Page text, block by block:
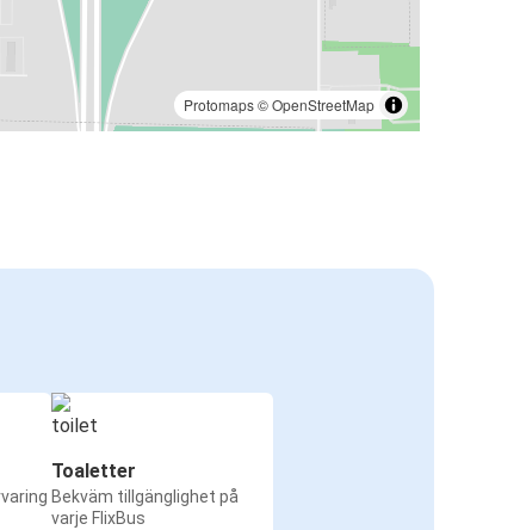
Protomaps©OpenStreetMap
Toaletter
Bekväm tillgänglighet på
varje FlixBus